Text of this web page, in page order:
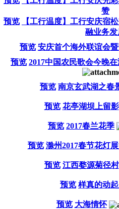
赞
预览
【工行温度】工行安庆宿
融业务发
预览 安庆首个海外联谊会
预览 2017中国农民歌会今晚
预览 南京玄武湖之春
预览 花亭湖坝上留影
预览 2017春兰花季
预览 滁州2017春节花灯
预览 江西婺源菊径村
预览 样真的动
预览 大海情怀